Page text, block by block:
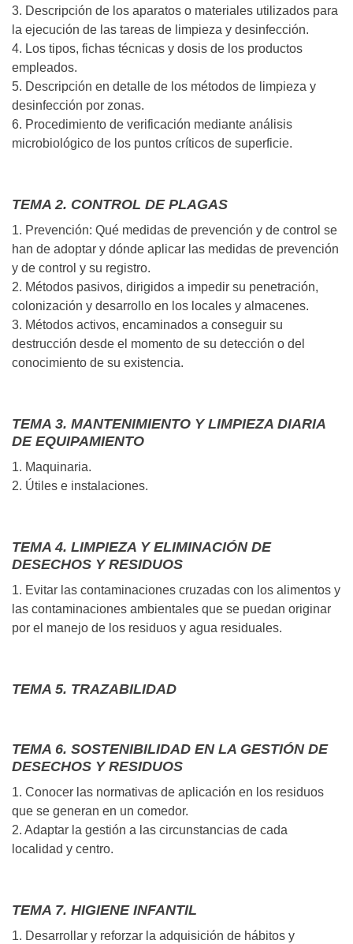
3. Descripción de los aparatos o materiales utilizados para
la ejecución de las tareas de limpieza y desinfección.
4. Los tipos, fichas técnicas y dosis de los productos
empleados.
5. Descripción en detalle de los métodos de limpieza y
desinfección por zonas.
6. Procedimiento de verificación mediante análisis
microbiológico de los puntos críticos de superficie.
TEMA 2. CONTROL DE PLAGAS
1. Prevención: Qué medidas de prevención y de control se
han de adoptar y dónde aplicar las medidas de prevención
y de control y su registro.
2. Métodos pasivos, dirigidos a impedir su penetración,
colonización y desarrollo en los locales y almacenes.
3. Métodos activos, encaminados a conseguir su
destrucción desde el momento de su detección o del
conocimiento de su existencia.
TEMA 3. MANTENIMIENTO Y LIMPIEZA DIARIA
DE EQUIPAMIENTO
1. Maquinaria.
2. Útiles e instalaciones.
TEMA 4. LIMPIEZA Y ELIMINACIÓN DE
DESECHOS Y RESIDUOS
1. Evitar las contaminaciones cruzadas con los alimentos y
las contaminaciones ambientales que se puedan originar
por el manejo de los residuos y agua residuales.
TEMA 5. TRAZABILIDAD
TEMA 6. SOSTENIBILIDAD EN LA GESTIÓN DE
DESECHOS Y RESIDUOS
1. Conocer las normativas de aplicación en los residuos
que se generan en un comedor.
2. Adaptar la gestión a las circunstancias de cada
localidad y centro.
TEMA 7. HIGIENE INFANTIL
1. Desarrollar y reforzar la adquisición de hábitos y